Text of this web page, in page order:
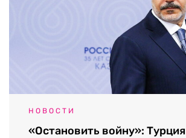
НОВОСТИ
«Остановить войну»: Турция